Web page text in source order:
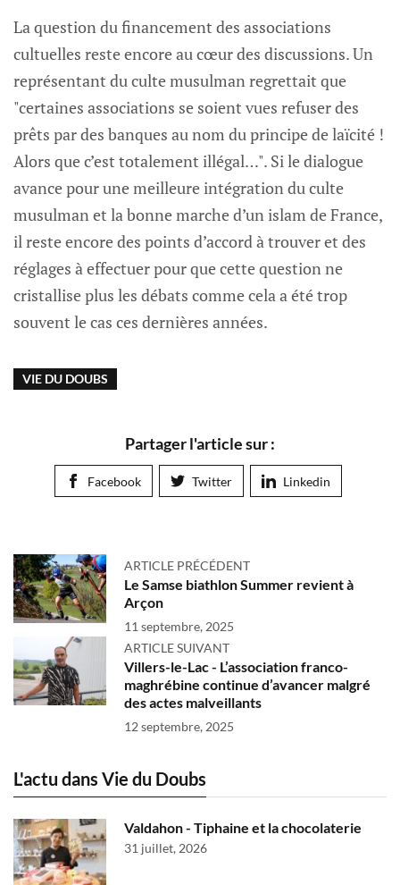
La question du financement des associations
cultuelles reste encore au cœur des discussions. Un
représentant du culte musulman regrettait que
"certaines associations se soient vues refuser des
prêts par des banques au nom du principe de laïcité !
Alors que c’est totalement illégal…". Si le dialogue
avance pour une meilleure intégration du culte
musulman et la bonne marche d’un islam de France,
il reste encore des points d’accord à trouver et des
réglages à effectuer pour que cette question ne
cristallise plus les débats comme cela a été trop
souvent le cas ces dernières années.
VIE DU DOUBS
Partager l'article sur :
Facebook Twitter Linkedin
ARTICLE PRÉCÉDENT
Le Samse biathlon Summer revient à
Arçon
11 septembre, 2025
ARTICLE SUIVANT
Villers-le-Lac - L’association franco-
maghrébine continue d’avancer malgré
des actes malveillants
12 septembre, 2025
L'actu dans Vie du Doubs
Valdahon - Tiphaine et la chocolaterie
31 juillet, 2026